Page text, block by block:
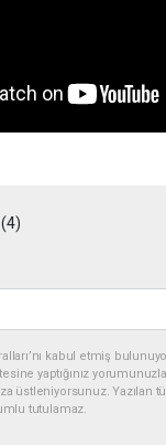
(4)
kabul etmiş
yaptığınız
üstleniyorsunuz. Yazılan
tutulamaz.